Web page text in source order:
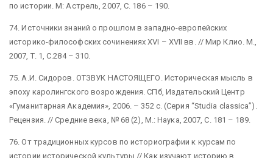
по истории. М: Астрель, 2007, С. 186 – 190.
74. Источники знаний о прошлом в западно-европейских
историко-философских сочинениях XVI – XVII вв. // Мир Клио. М.,
2007, Т. 1, С.284 – 310.
75. А.И. Сидоров. ОТЗВУК НАСТОЯЩЕГО. Историческая мысль в
эпоху каролингского возрождения. СПб, Издательский Центр
«Гуманитарная Академия», 2006. – 352 с. (Серия “Studia classica”).
Рецензия. // Средние века, № 68 (2), М.: Наука, 2007, С. 181 – 189.
76. От традиционных курсов по историографии к курсам по
истории исторической культуры // Как изучают историю в